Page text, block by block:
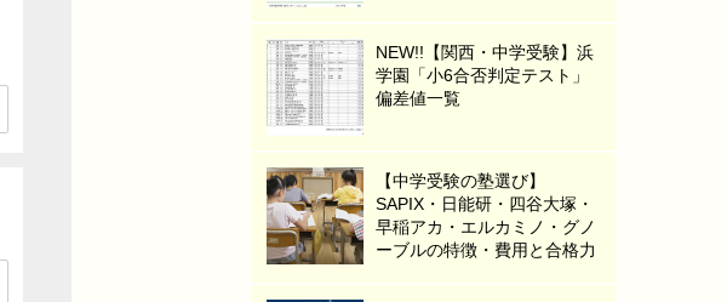
NEW!!【関西・中学受験】浜
学園「小6合否判定テスト」
偏差値一覧
【中学受験の塾選び】
SAPIX・日能研・四谷大塚・
早稲アカ・エルカミノ・グノ
ーブルの特徴・費用と合格力